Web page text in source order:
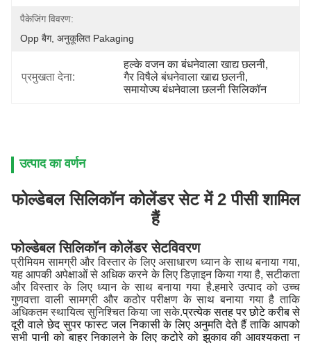
पैकेजिंग विवरण:
Opp बैग, अनुकूलित Pakaging
प्रमुखता देना:
हल्के वजन का बंधनेवाला खाद्य छलनी,
गैर विषैले बंधनेवाला खाद्य छलनी,
समायोज्य बंधनेवाला छलनी सिलिकॉन
उत्पाद का वर्णन
फोल्डेबल सिलिकॉन कोलेंडर सेट में 2 पीसी शामिल
हैं
फोल्डेबल सिलिकॉन कोलेंडर सेटविवरण
प्रीमियम सामग्री और विस्तार के लिए असाधारण ध्यान के साथ बनाया गया,
यह आपकी अपेक्षाओं से अधिक करने के लिए डिज़ाइन किया गया है, सटीकता
और विस्तार के लिए ध्यान के साथ बनाया गया है.हमारे उत्पाद को उच्च
गुणवत्ता वाली सामग्री और कठोर परीक्षण के साथ बनाया गया है ताकि
अधिकतम स्थायित्व सुनिश्चित किया जा सके.प्रत्येक सतह पर छोटे करीब से
दूरी वाले छेद सुपर फास्ट जल निकासी के लिए अनुमति देते हैं ताकि आपको
सभी पानी को बाहर निकालने के लिए कटोरे को झुकाव की आवश्यकता न